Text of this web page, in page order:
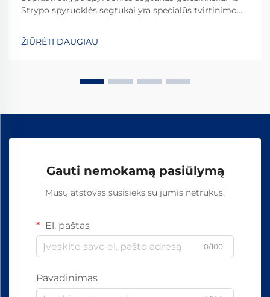
Strypo spyruoklės segtukai yra specialūs tvirtinimo
pasaulyje esančiuose geležinkelių sistemose. Jie
užtikrina, kad bėgiai būtų tinkamai pritvirtinti, kad
ŽIŪRĖTI DAUGIAU
Gauti nemokamą pasiūlymą
Mūsų atstovas susisieks su jumis netrukus.
El. paštas
0/100
Pavadinimas